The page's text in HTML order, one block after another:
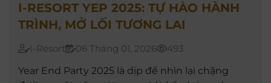
I-RESORT YEP 2025: TỰ HÀO HÀNH
TRÌNH, MỞ LỐI TƯƠNG LAI
I-Resort 06 Tháng 01, 2026
493
Year End Party 2025 là dịp để nhìn lại chặng